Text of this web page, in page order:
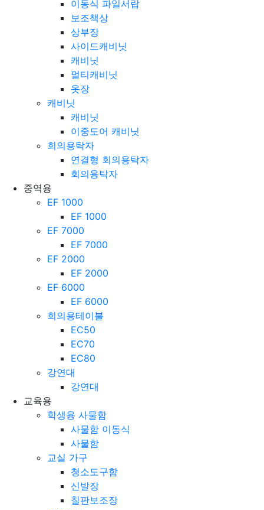
스토리지
이동식 파일서랍
보조책상
상부장
사이드캐비닛
캐비닛
멀티캐비닛
옷장
캐비닛
캐비닛
이중도어 캐비닛
회의용탁자
연결형 회의용탁자
중역용
EF 1000
EF 1000
EF 7000
EF 7000
EF 2000
EF 2000
EF 6000
EF 6000
회의용테이블
EC50
EC70
EC80
강연대
교육용
학생용 사물함
사물함 이동식
사물함
교실 가구
청소도구함
신발장